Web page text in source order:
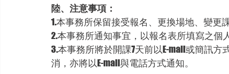
陸、注意事項：
1.本事務所保留接受報名、更換場地、變更
2.本事務所通知事宜，以報名表所填寫之個
3.本事務所將於開課7天前以E-mail或簡訊
消，亦將以E-mail與電話方式通知。